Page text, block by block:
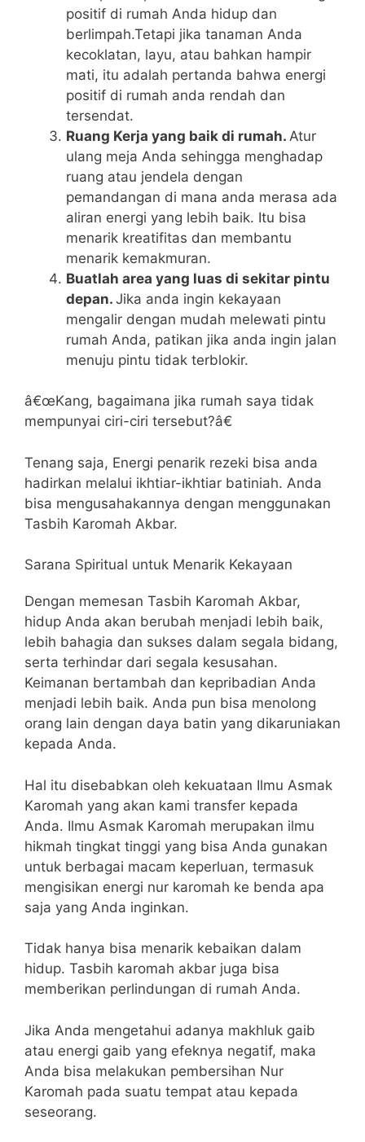
positif di rumah Anda hidup dan
berlimpah.Tetapi jika tanaman Anda
kecoklatan, layu, atau bahkan hampir
mati, itu adalah pertanda bahwa energi
positif di rumah anda rendah dan
tersendat.
Ruang Kerja yang baik di rumah. Atur
ulang meja Anda sehingga menghadap
ruang atau jendela dengan
pemandangan di mana anda merasa ada
aliran energi yang lebih baik. Itu bisa
menarik kreatifitas dan membantu
menarik kemakmuran.
Buatlah area yang luas di sekitar pintu
depan. Jika anda ingin kekayaan
mengalir dengan mudah melewati pintu
rumah Anda, patikan jika anda ingin jalan
menuju pintu tidak terblokir.
â€œKang, bagaimana jika rumah saya tidak
mempunyai ciri-ciri tersebut?â€
Tenang saja, Energi penarik rezeki bisa anda
hadirkan melalui ikhtiar-ikhtiar batiniah. Anda
bisa mengusahakannya dengan menggunakan
Tasbih Karomah Akbar.
Sarana Spiritual untuk Menarik Kekayaan
Dengan memesan Tasbih Karomah Akbar,
hidup Anda akan berubah menjadi lebih baik,
lebih bahagia dan sukses dalam segala bidang,
serta terhindar dari segala kesusahan.
Keimanan bertambah dan kepribadian Anda
menjadi lebih baik. Anda pun bisa menolong
orang lain dengan daya batin yang dikaruniakan
kepada Anda.
Hal itu disebabkan oleh kekuataan Ilmu Asmak
Karomah yang akan kami transfer kepada
Anda. Ilmu Asmak Karomah merupakan ilmu
hikmah tingkat tinggi yang bisa Anda gunakan
untuk berbagai macam keperluan, termasuk
mengisikan energi nur karomah ke benda apa
saja yang Anda inginkan.
Tidak hanya bisa menarik kebaikan dalam
hidup. Tasbih karomah akbar juga bisa
memberikan perlindungan di rumah Anda.
Jika Anda mengetahui adanya makhluk gaib
atau energi gaib yang efeknya negatif, maka
Anda bisa melakukan pembersihan Nur
Karomah pada suatu tempat atau kepada
seseorang.